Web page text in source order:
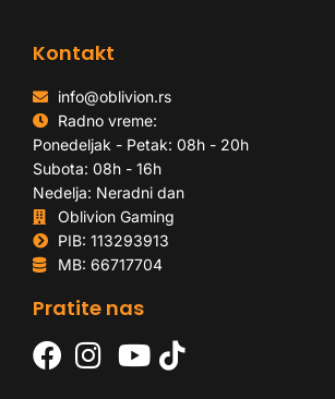
Kontakt
info@oblivion.rs
Radno vreme:
Ponedeljak - Petak: 08h - 20h
Subota: 08h - 16h
Nedelja: Neradni dan
Oblivion Gaming
PIB: 113293913
MB: 66717704
Pratite nas